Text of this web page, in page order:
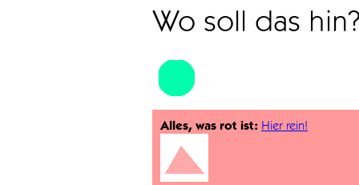
Wo soll das
Alles, was rot ist: Hier rein!